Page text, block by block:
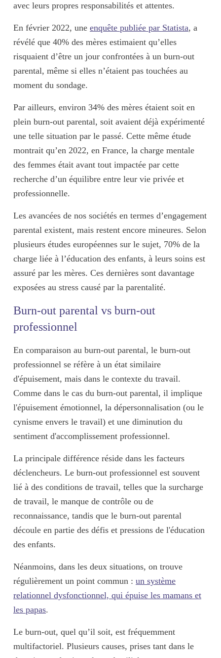
avec leurs propres responsabilités et attentes.
En février 2022, une enquête publiée par Statista, a
révélé que 40% des mères estimaient qu’elles
risquaient d’être un jour confrontées à un burn-out
parental, même si elles n’étaient pas touchées au
moment du sondage.
Par ailleurs, environ 34% des mères étaient soit en
plein burn-out parental, soit avaient déjà expérimenté
une telle situation par le passé. Cette même étude
montrait qu’en 2022, en France, la charge mentale
des femmes était avant tout impactée par cette
recherche d’un équilibre entre leur vie privée et
professionnelle.
Les avancées de nos sociétés en termes d’engagement
parental existent, mais restent encore mineures. Selon
plusieurs études européennes sur le sujet, 70% de la
charge liée à l’éducation des enfants, à leurs soins est
assuré par les mères. Ces dernières sont davantage
exposées au stress causé par la parentalité.
Burn-out parental vs burn-out
professionnel
En comparaison au burn-out parental, le burn-out
professionnel se réfère à un état similaire
d'épuisement, mais dans le contexte du travail.
Comme dans le cas du burn-out parental, il implique
l'épuisement émotionnel, la dépersonnalisation (ou le
cynisme envers le travail) et une diminution du
sentiment d'accomplissement professionnel.
La principale différence réside dans les facteurs
déclencheurs. Le burn-out professionnel est souvent
lié à des conditions de travail, telles que la surcharge
de travail, le manque de contrôle ou de
reconnaissance, tandis que le burn-out parental
découle en partie des défis et pressions de l'éducation
des enfants.
Néanmoins, dans les deux situations, on trouve
régulièrement un point commun : un système
relationnel dysfonctionnel, qui épuise les mamans et
les papas.
Le burn-out, quel qu’il soit, est fréquemment
multifactoriel. Plusieurs causes, prises tant dans le